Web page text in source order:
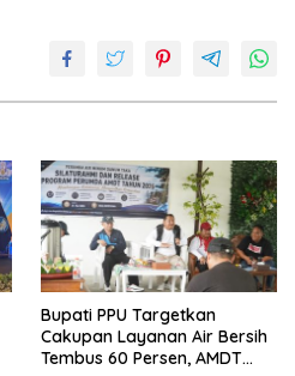
Bupati PPU Targetkan
Cakupan Layanan Air Bersih
Tembus 60 Persen, AMDT